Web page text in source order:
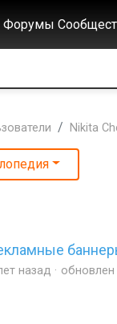
Форумы
Nikita
назад обновлен